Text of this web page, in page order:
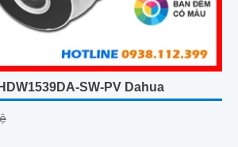
SW-PV Dahua